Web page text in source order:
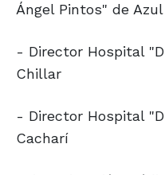
Ángel Pintos" de Azul
- Director Hospital
Chillar
- Director Hospital
Cacharí